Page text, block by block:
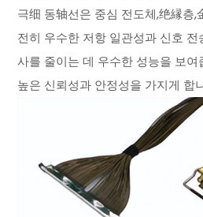
극细 동轴선은 중심 전도체,绝縁층
전히 우수한 저항 일관성과 신호
사를 줄이는 데 우수한 성능을 보
높은 신뢰성과 안정성을 가지게 합